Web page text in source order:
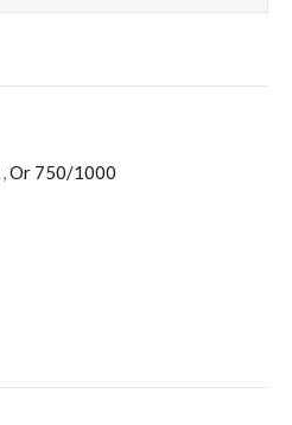
,Or 750/1000